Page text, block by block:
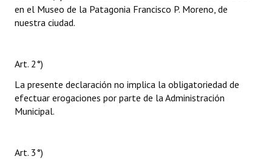
en el Museo de la Patagonia Francisco P. Moreno, de
nuestra ciudad.
Art. 2°)
La presente declaración no implica la obligatoriedad de
efectuar erogaciones por parte de la Administración
Municipal.
Art. 3°)